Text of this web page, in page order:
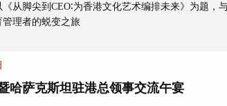
从脚尖到CEO∶为香港文化艺术编排未来》为题，
理者的蜕变之旅
哈萨克斯坦驻港总领事交流午宴